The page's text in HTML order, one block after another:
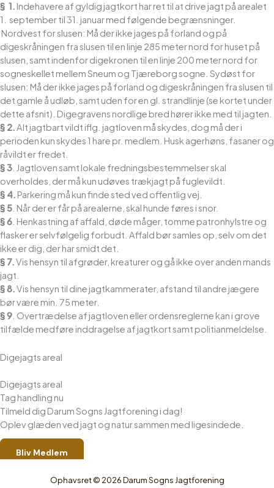
§ 1. Indehavere af gyldig jagtkort har ret til at drive jagt på arealet
1. september til 31. januar med følgende begrænsninger.
Nordvest for slusen: Må der ikke jages på forland og på
digeskråningen fra slusen til en linje 285 meter nord for huset på
slusen, samt indenfor digekronen til en linje 200 meter nord for
sogneskellet mellem Sneum og Tjæreborg sogne. Sydøst for
slusen: Må der ikke jages på forland og digeskråningen fra slusen til
det gamle å udløb, samt uden for en gl. strandlinje (se kortet under
dette afsnit). Digegravens nordlige bred hører ikke med til jagten.
§ 2.Alt jagtbart vildt iflg. jagtloven må skydes, dog må der i
perioden kun skydes 1 hare pr. medlem. Husk agerhøns, fasaner og
råvildt er fredet.
§ 3 . Jagtloven samt lokale fredningsbestemmelser skal
overholdes, der må kun udøves trækjagt på fuglevildt.
§ 4. Parkering må kun finde sted ved offentlig vej.
§ 5 . Når der er får på arealerne, skal hunde føres i snor.
§ 6 . Henkastning af affald, døde måger, tomme patronhylstre og
flasker er selvfølgelig forbudt. Affald bør samles op, selv om det
ikke er dig, der har smidt det.
§ 7.Vis hensyn til afgrøder, kreaturer og gå ikke over anden mands
jagt.
§ 8.Vis hensyn til dine jagtkammerater, afstand til andre jægere
bør være min. 75 meter.
§ 9 . Overtrædelse af jagtloven eller ordensreglerne kan i grove
tilfælde medføre inddragelse af jagtkort samt politianmeldelse.
Digejagts areal
Digejagts areal
Tag handling nu
Tilmeld dig Darum Sogns Jagtforening i dag!
Oplev glæden ved jagt og natur sammen med ligesindede.
Bliv Medlem
Ophavsret © 2026 Darum Sogns Jagtforening